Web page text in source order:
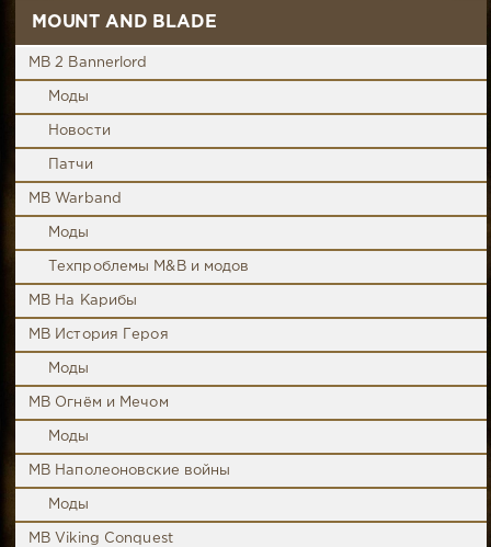
MOUNT AND BLADE
MB 2 Bannerlord
Моды
Новости
Патчи
MB Warband
Моды
Техпроблемы M&B и модов
MB На Карибы
MB История Героя
Моды
MB Огнём и Мечом
Моды
MB Наполеоновские войны
Моды
MB Viking Conquest